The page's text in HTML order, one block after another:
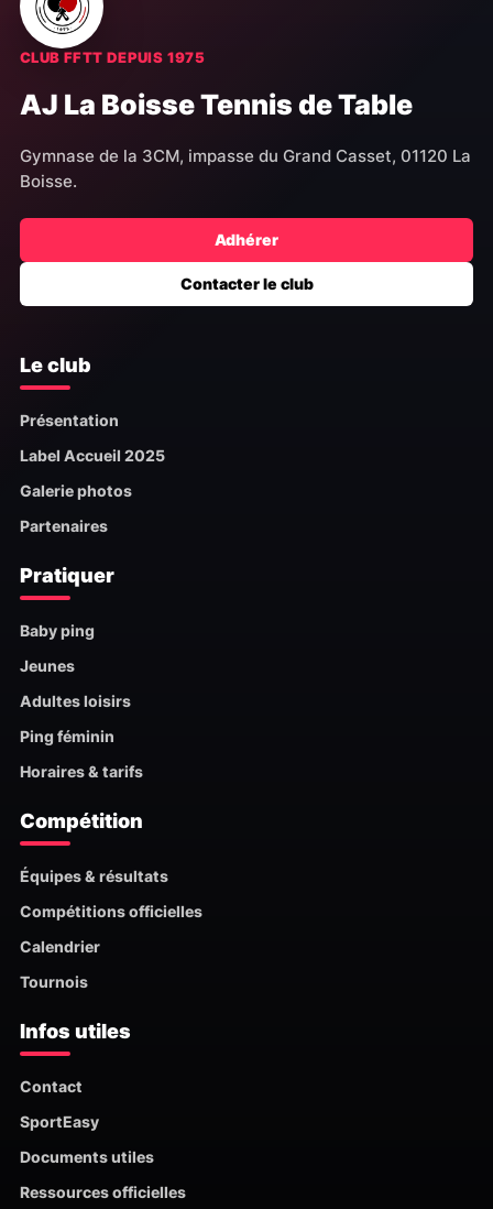
CLUB FFTT DEPUIS 1975
AJ La Boisse Tennis de Table
Gymnase de la 3CM, impasse du Grand Casset, 01120 La
Boisse.
Adhérer
Contacter le club
Le club
Présentation
Label Accueil 2025
Galerie photos
Partenaires
Pratiquer
Baby ping
Jeunes
Adultes loisirs
Ping féminin
Horaires & tarifs
Compétition
Équipes & résultats
Compétitions officielles
Calendrier
Tournois
Infos utiles
Contact
SportEasy
Documents utiles
Ressources officielles